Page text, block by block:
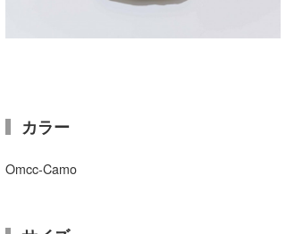
カラー
Omcc-Camo